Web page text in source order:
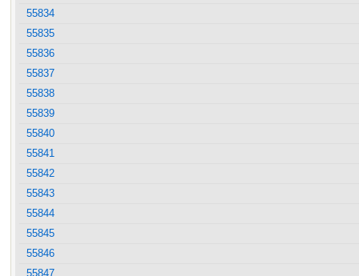
55834
55835
55836
55837
55838
55839
55840
55841
55842
55843
55844
55845
55846
55847